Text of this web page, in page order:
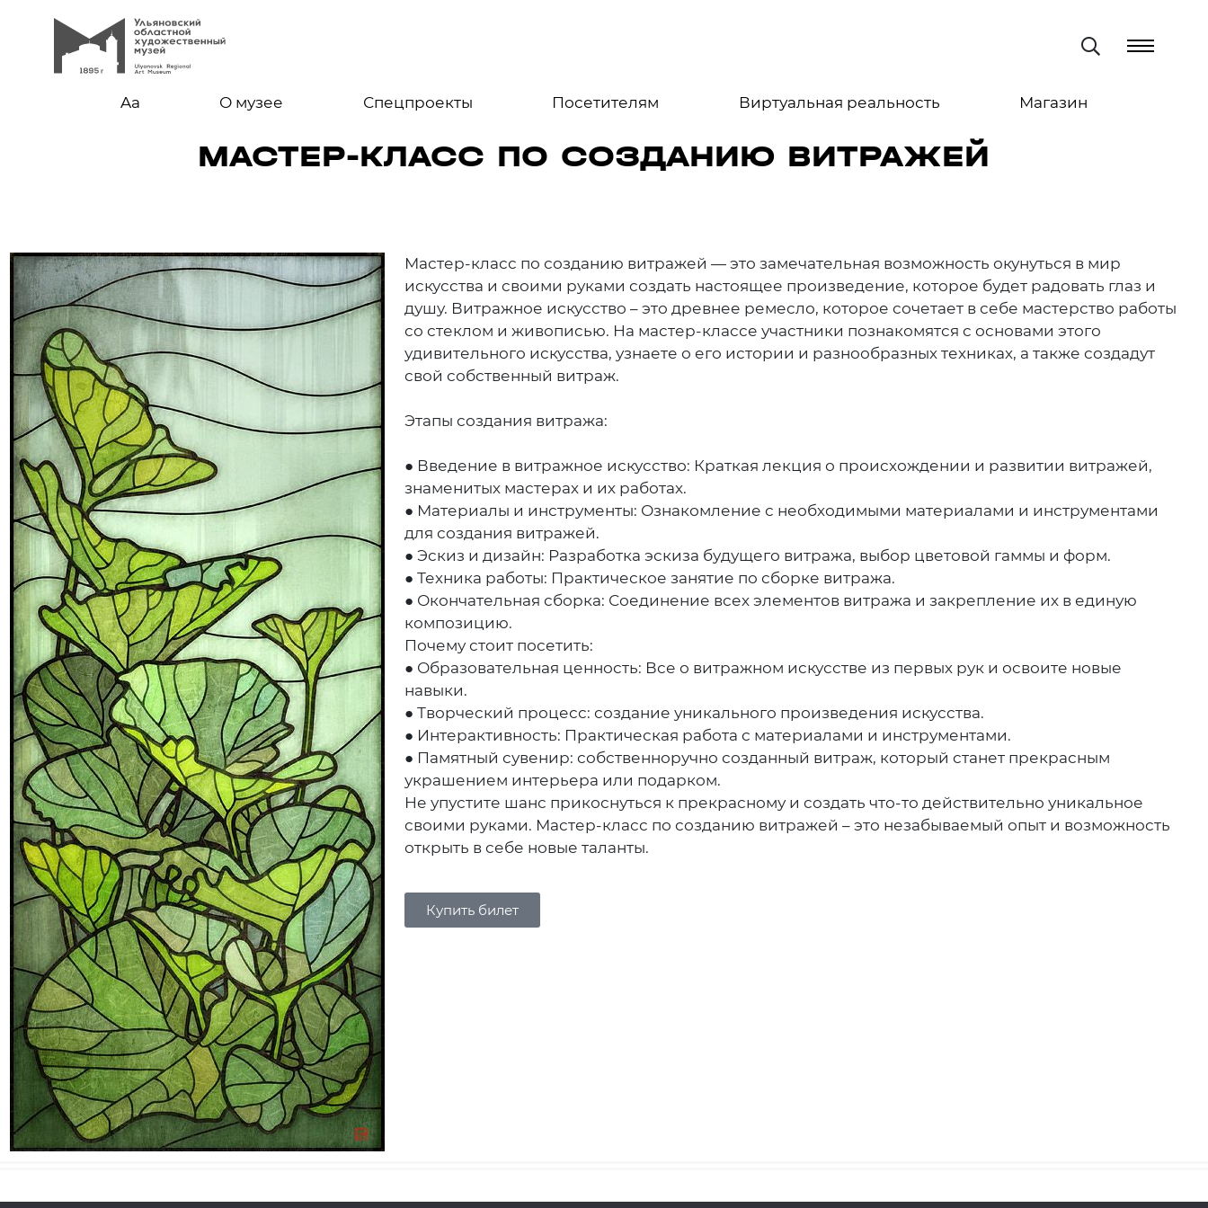
Aa О музее Спецпроекты Посетителям Виртуальная реальность Магазин
МАСТЕР-КЛАСС ПО СОЗДАНИЮ ВИТРАЖЕЙ
Мастер-класс по созданию витражей — это замечательная возможность окунуться в мир
искусства и своими руками создать настоящее произведение, которое будет радовать глаз и
душу. Витражное искусство – это древнее ремесло, которое сочетает в себе мастерство работы
со стеклом и живописью. На мастер-классе участники познакомятся с основами этого
удивительного искусства, узнаете о его истории и разнообразных техниках, а также создадут
свой собственный витраж.
Этапы создания витража:
● Введение в витражное искусство: Краткая лекция о происхождении и развитии витражей,
знаменитых мастерах и их работах.
● Материалы и инструменты: Ознакомление с необходимыми материалами и инструментами
для создания витражей.
● Эскиз и дизайн: Разработка эскиза будущего витража, выбор цветовой гаммы и форм.
● Техника работы: Практическое занятие по сборке витража.
● Окончательная сборка: Соединение всех элементов витража и закрепление их в единую
композицию.
Почему стоит посетить:
● Образовательная ценность: Все о витражном искусстве из первых рук и освоите новые
навыки.
● Творческий процесс: создание уникального произведения искусства.
● Интерактивность: Практическая работа с материалами и инструментами.
● Памятный сувенир: собственноручно созданный витраж, который станет прекрасным
украшением интерьера или подарком.
Не упустите шанс прикоснуться к прекрасному и создать что-то действительно уникальное
своими руками. Мастер-класс по созданию витражей – это незабываемый опыт и возможность
открыть в себе новые таланты.
Купить билет